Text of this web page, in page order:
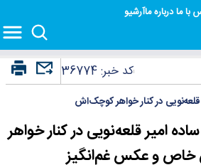
با مادرباره ماآرشیو
کد خبر:36774
قلعه‌نویی در کنار خواهر کوچک‌اش
امیر قلعه‌نویی در کنار خواهر
خاص و عکس غم‌انگیز